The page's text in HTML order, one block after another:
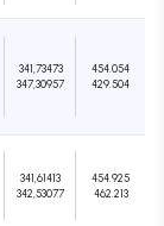
341,73473
347,30957
454.054
429.504
341,61413
342,53077
454.925
462.213